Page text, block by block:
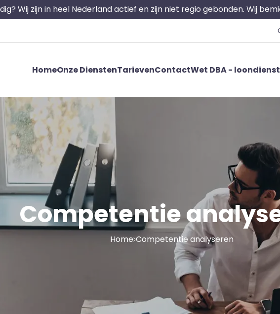
Wij zijn in heel Nederland actief en zijn niet regio gebonden. Wij
HomeOnze DienstenTarievenContactWet DBA - loondienst
Competentie
Home Competentie analyseren